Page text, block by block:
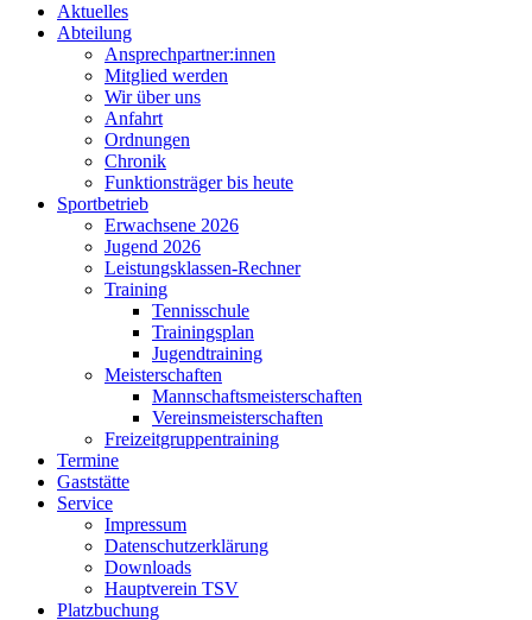
Aktuelles
Abteilung
Ansprechpartner:innen
Mitglied werden
Wir über uns
Anfahrt
Ordnungen
Chronik
Funktionsträger bis heute
Sportbetrieb
Erwachsene 2026
Jugend 2026
Leistungsklassen-Rechner
Training
Tennisschule
Trainingsplan
Jugendtraining
Meisterschaften
Mannschaftsmeisterschaften
Vereinsmeisterschaften
Freizeitgruppentraining
Termine
Gaststätte
Service
Impressum
Datenschutzerklärung
Downloads
Hauptverein TSV
Platzbuchung